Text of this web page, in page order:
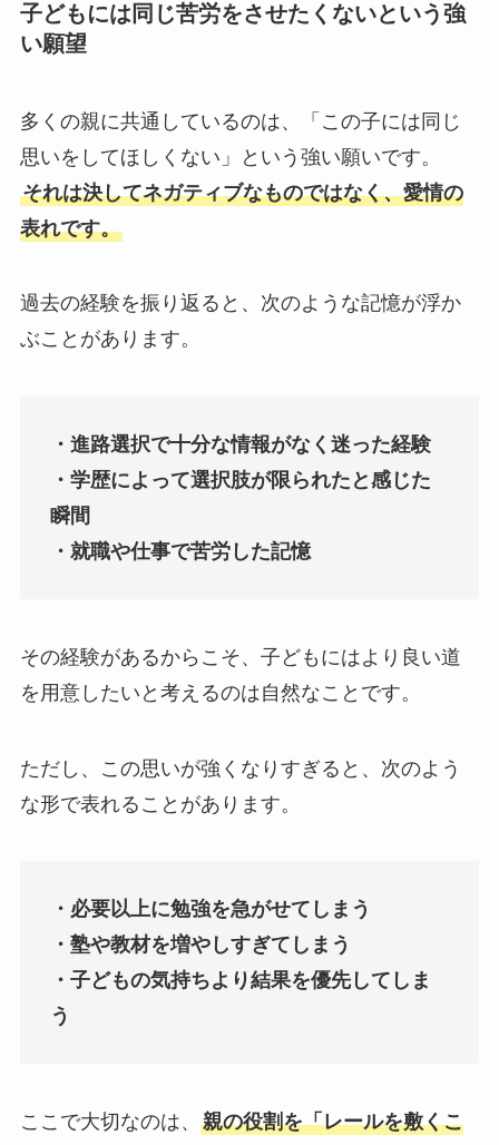
子どもには同じ苦労をさせたくないという強
い願望
多くの親に共通しているのは、「この子には同じ
思いをしてほしくない」という強い願いです。
それは決してネガティブなものではなく、愛情の
表れです。
過去の経験を振り返ると、次のような記憶が浮か
ぶことがあります。
・進路選択で十分な情報がなく迷った経験
・学歴によって選択肢が限られたと感じた
瞬間
・就職や仕事で苦労した記憶
その経験があるからこそ、子どもにはより良い道
を用意したいと考えるのは自然なことです。
ただし、この思いが強くなりすぎると、次のよう
な形で表れることがあります。
・必要以上に勉強を急がせてしまう
・塾や教材を増やしすぎてしまう
・子どもの気持ちより結果を優先してしま
う
ここで大切なのは、 親の役割を「レールを敷くこ